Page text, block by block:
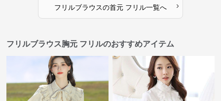
フリルブラウスの首元 フリル一覧へ ›
フリルブラウス胸元 フリルのおすすめアイテム